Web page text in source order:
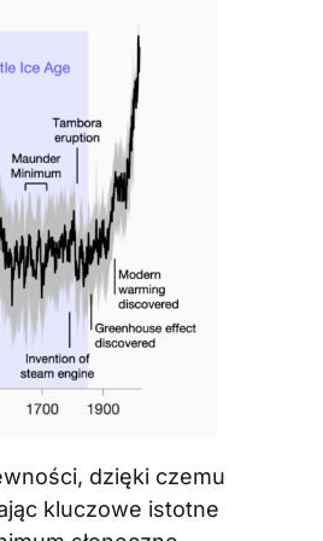
dzięki czemu
kluczowe istotne